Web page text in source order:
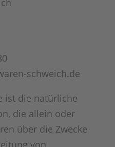
schweich.de
ist die natürliche
die allein oder
über die Zwecke
von